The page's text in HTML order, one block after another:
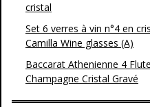
cristal
Set 6 verres à vin n°4 en
Camilla Wine glasses (A)
Baccarat Athenienne 4
Champagne Cristal Gravé